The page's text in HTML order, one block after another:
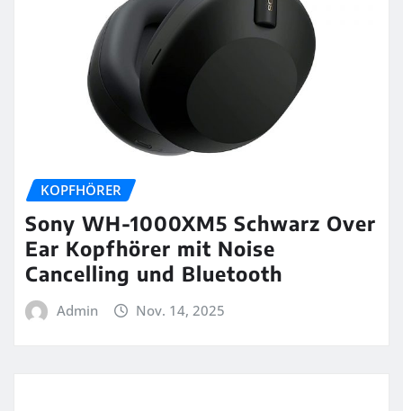
KOPFHÖRER
Sony WH-1000XM5 Schwarz Over
Ear Kopfhörer mit Noise
Cancelling und Bluetooth
Admin Nov. 14, 2025